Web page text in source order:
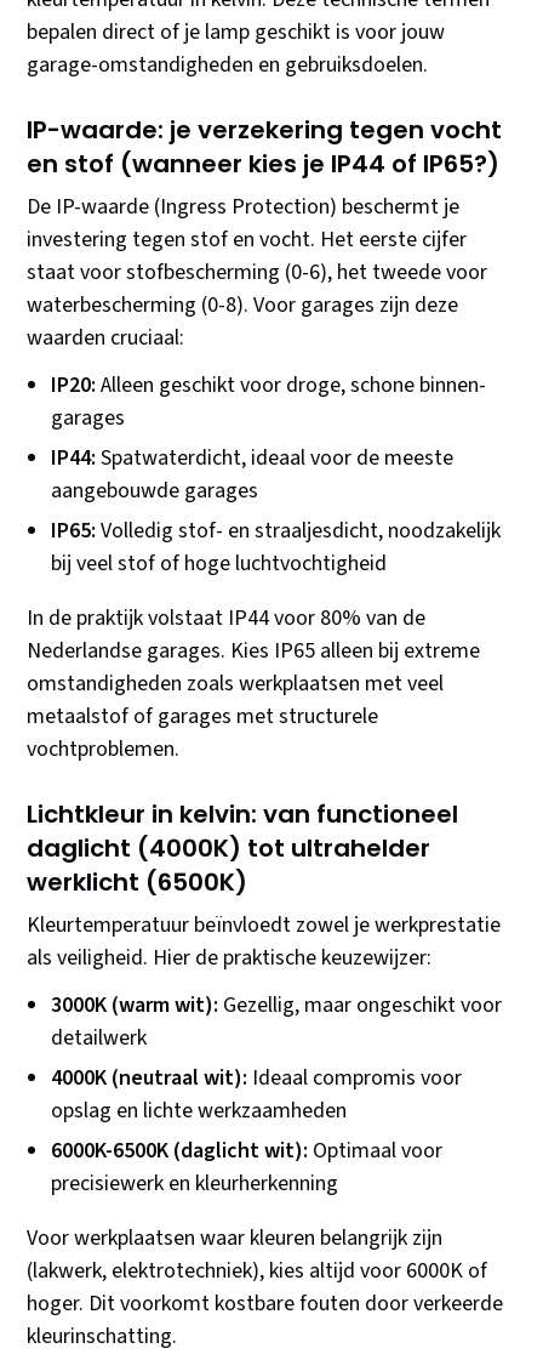
bepalen direct of je lamp geschikt is voor jouw
garage-omstandigheden en gebruiksdoelen.
IP-waarde: je verzekering tegen vocht
en stof (wanneer kies je IP44 of IP65?)
De IP-waarde (Ingress Protection) beschermt je
investering tegen stof en vocht. Het eerste cijfer
staat voor stofbescherming (0-6), het tweede voor
waterbescherming (0-8). Voor garages zijn deze
waarden cruciaal:
IP20: Alleen geschikt voor droge, schone binnen-
garages
IP44: Spatwaterdicht, ideaal voor de meeste
aangebouwde garages
IP65: Volledig stof- en straaljesdicht, noodzakelijk
bij veel stof of hoge luchtvochtigheid
In de praktijk volstaat IP44 voor 80% van de
Nederlandse garages. Kies IP65 alleen bij extreme
omstandigheden zoals werkplaatsen met veel
metaalstof of garages met structurele
vochtproblemen.
Lichtkleur in kelvin: van functioneel
daglicht (4000K) tot ultrahelder
werklicht (6500K)
Kleurtemperatuur beïnvloedt zowel je werkprestatie
als veiligheid. Hier de praktische keuzewijzer:
3000K (warm wit): Gezellig, maar ongeschikt voor
detailwerk
4000K (neutraal wit): Ideaal compromis voor
opslag en lichte werkzaamheden
6000K-6500K (daglicht wit): Optimaal voor
precisiewerk en kleurherkenning
Voor werkplaatsen waar kleuren belangrijk zijn
(lakwerk, elektrotechniek), kies altijd voor 6000K of
hoger. Dit voorkomt kostbare fouten door verkeerde
kleurinschatting.